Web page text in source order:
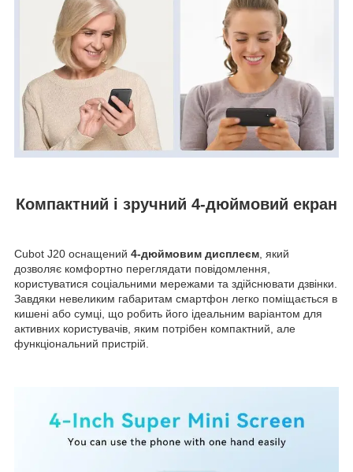
Компактний і зручний 4-дюймовий екран
Cubot J20 оснащений 4-дюймовим дисплеєм , який
дозволяє комфортно переглядати повідомлення,
користуватися соціальними мережами та здійснювати дзвінки.
Завдяки невеликим габаритам смартфон легко поміщається в
кишені або сумці, що робить його ідеальним варіантом для
активних користувачів, яким потрібен компактний, але
функціональний пристрій.